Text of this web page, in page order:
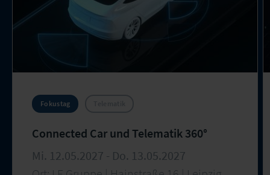
Fokustag
Connected Car und Telematik 360°
Mi. 12.05.2027 - Do. 13.05.2027